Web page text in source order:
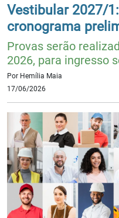
Vestibular 2027/
cronograma
Provas serão
2026, para ingresso
Por Hemília Maia
17/06/2026